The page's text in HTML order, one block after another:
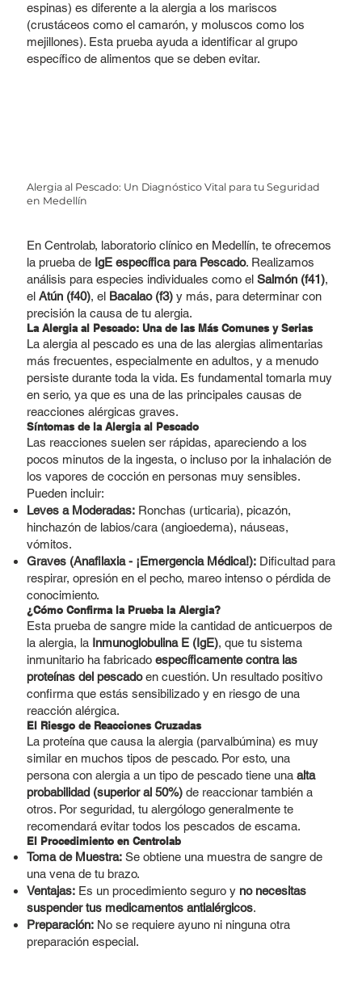
espinas) es diferente a la alergia a los mariscos
(crustáceos como el camarón, y moluscos como los
mejillones). Esta prueba ayuda a identificar al grupo
específico de alimentos que se deben evitar.
Alergia al Pescado: Un Diagnóstico Vital para tu Seguridad
en Medellín
En Centrolab, laboratorio clínico en Medellín, te ofrecemos
la prueba de IgE específica para Pescado. Realizamos
análisis para especies individuales como el Salmón (f41),
el Atún (f40), el Bacalao (f3)y más, para determinar con
precisión la causa de tu alergia.
La Alergia al Pescado: Una de las Más Comunes y Serias
La alergia al pescado es una de las alergias alimentarias
más frecuentes, especialmente en adultos, y a menudo
persiste durante toda la vida. Es fundamental tomarla muy
en serio, ya que es una de las principales causas de
reacciones alérgicas graves.
Síntomas de la Alergia al Pescado
Las reacciones suelen ser rápidas, apareciendo a los
pocos minutos de la ingesta, o incluso por la inhalación de
los vapores de cocción en personas muy sensibles.
Pueden incluir:
Leves a Moderadas:Ronchas (urticaria), picazón,
hinchazón de labios/cara (angioedema), náuseas,
vómitos.
Graves (Anafilaxia - ¡Emergencia Médica!):Dificultad para
respirar, opresión en el pecho, mareo intenso o pérdida de
conocimiento.
¿Cómo Confirma la Prueba la Alergia?
Esta prueba de sangre mide la cantidad de anticuerpos de
la alergia, la Inmunoglobulina E (IgE), que tu sistema
inmunitario ha fabricado específicamente contra las
proteínas del pescadoen cuestión. Un resultado positivo
confirma que estás sensibilizado y en riesgo de una
reacción alérgica.
El Riesgo de Reacciones Cruzadas
La proteína que causa la alergia (parvalbúmina) es muy
similar en muchos tipos de pescado. Por esto, una
persona con alergia a un tipo de pescado tiene una alta
probabilidad (superior al 50%)de reaccionar también a
otros. Por seguridad, tu alergólogo generalmente te
recomendará evitar todos los pescados de escama.
El Procedimiento en Centrolab
Toma de Muestra:Se obtiene una muestra de sangre de
una vena de tu brazo.
Ventajas:Es un procedimiento seguro y no necesitas
suspender tus medicamentos antialérgicos.
Preparación:No se requiere ayuno ni ninguna otra
preparación especial.